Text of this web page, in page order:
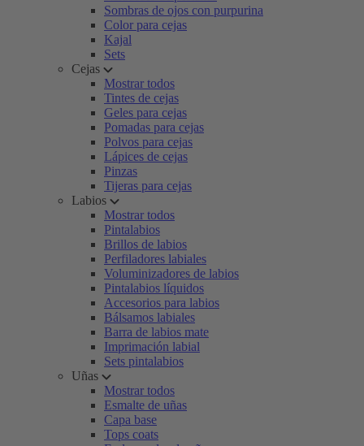
Sombras de ojos con purpurina
Color para cejas
Kajal
Sets
Cejas
Mostrar todos
Tintes de cejas
Geles para cejas
Pomadas para cejas
Polvos para cejas
Lápices de cejas
Pinzas
Tijeras para cejas
Labios
Mostrar todos
Pintalabios
Brillos de labios
Perfiladores labiales
Voluminizadores de labios
Pintalabios líquidos
Accesorios para labios
Bálsamos labiales
Barra de labios mate
Imprimación labial
Sets pintalabios
Uñas
Mostrar todos
Esmalte de uñas
Capa base
Tops coats